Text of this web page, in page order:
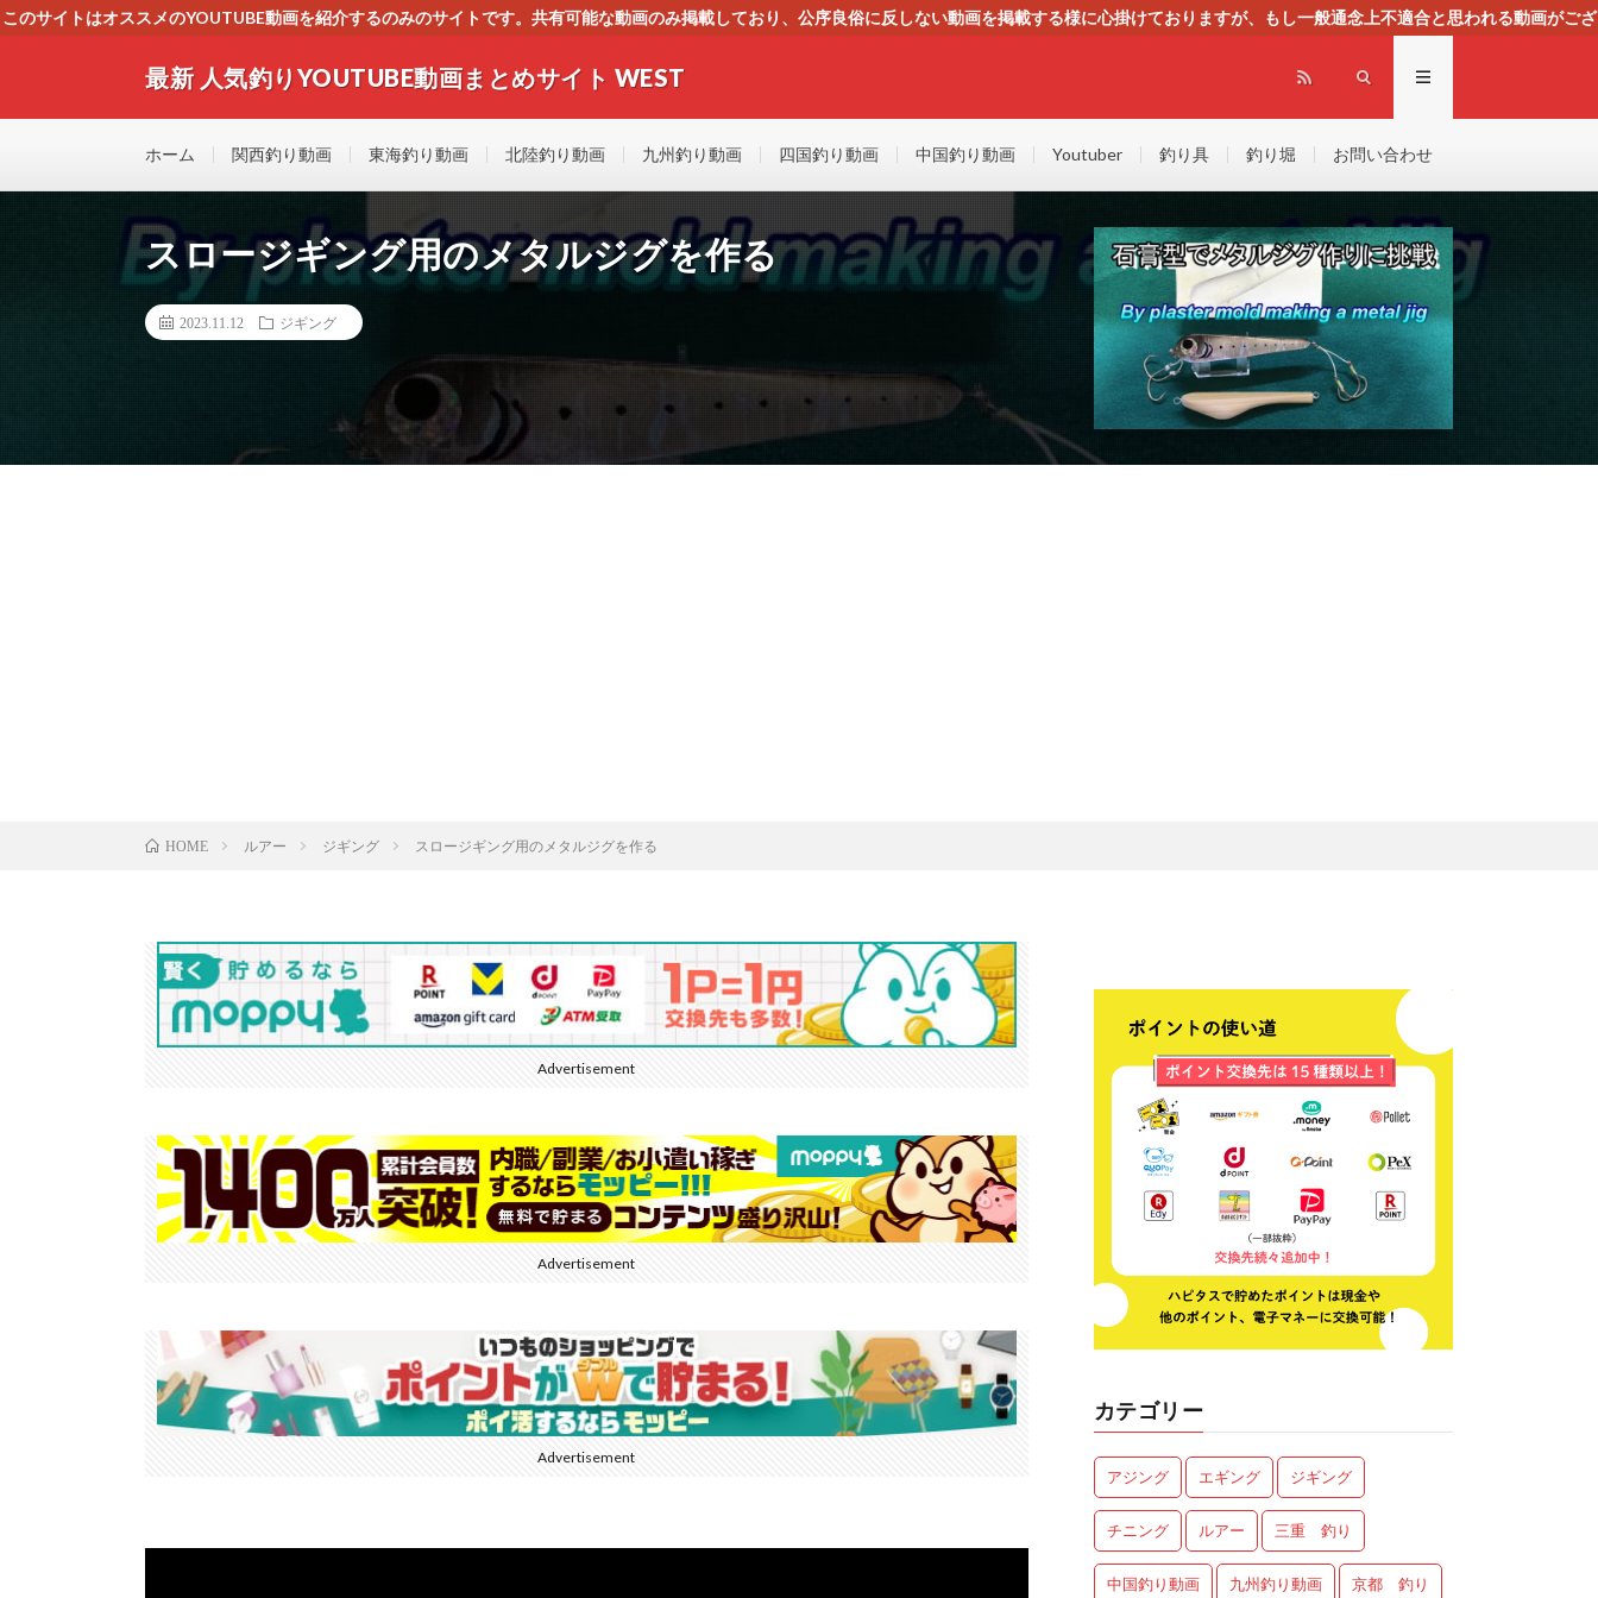
このサイトはオススメのYOUTUBE動画を紹介するのみのサイトです。共有可能な動画のみ掲載しており、公序良俗に反しない動画を掲載する様に心掛けておりますが、もし一般通念上不適合と思われる動画がござ
最新 人気釣りYOUTUBE動画まとめサイト WEST
す！！
ホーム 関西釣り動画 東海釣り動画 北陸釣り動画 九州釣り動画 四国釣り動画 中国釣り動画 Youtuber 釣り具 釣り堀 お問い合わせ
スロージギング用のメタルジグを作る
2023.11.12 ジギング
HOME ルアー ジギング スロージギング用のメタルジグを作る
Advertisement
Advertisement
Advertisement
カテゴリー
アジング エギング ジギング
チニング ルアー 三重 釣り
中国釣り動画 九州釣り動画 京都 釣り